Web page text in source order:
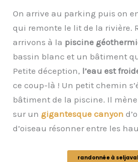
On arrive au parking puis on
qui remonte le lit de la rivière.
arrivons à la piscine
bassin blanc et un bâtiment
Petite déception, l’eau est
ce coup-là ! Un petit chemin
bâtiment de la piscine. Il
sur un gigantesque canyon
d’oiseau résonner entre les
randonnée à